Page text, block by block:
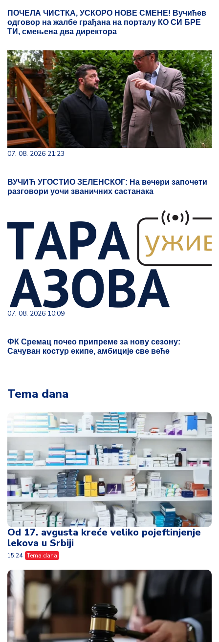
ПОЧЕЛА ЧИСТКА, УСКОРО НОВЕ СМЕНЕ! Вучићев
одговор на жалбе грађана на порталу КО СИ БРЕ
ТИ, смењена два директора
07. 08. 2026 21:23
ВУЧИЋ УГОСТИО ЗЕЛЕНСКОГ: На вечери започети
разговори уочи званичних састанака
07. 08. 2026 10:09
ФК Сремац почео припреме за нову сезону:
Сачуван костур екипе, амбиције све веће
Tema dana
Od 17. avgusta kreće veliko pojeftinjenje
lekova u Srbiji
15:24 Tema dana